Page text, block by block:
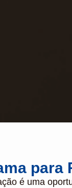
para
é uma